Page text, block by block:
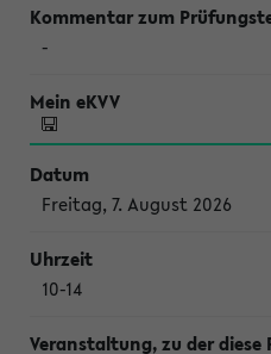
-
Freitag, 7. August 2026
10-14